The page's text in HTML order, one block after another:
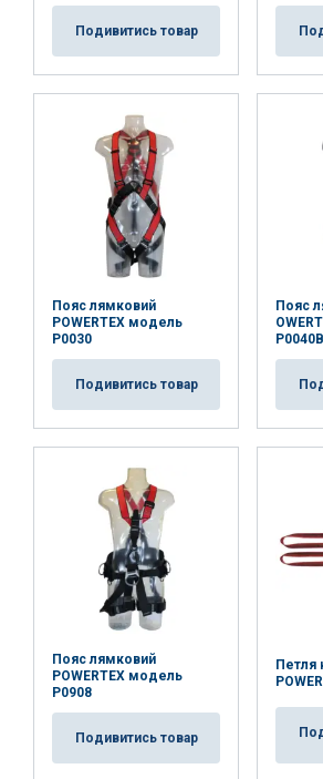
Подивитись товар
Пояс лямковий
POWERTEX модель
P0030
Подивитись товар
Пояс
P0040B
Пояс лямковий
POWERTEX модель
P0908
Подивитись товар
Петля
Funkcjonalność
AKCEPTUJ
ODRZUĆ
POKAŻ SZCZEGÓŁY